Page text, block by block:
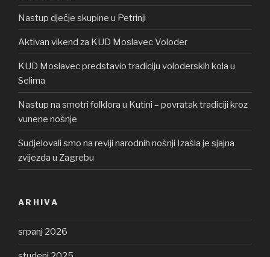
Nastup dječje skupine u Petrinji
Aktivan vikend za KUD Moslavec Voloder
KUD Moslavec predstavio tradiciju voloderskih kola u
Selima
Nastup na smotri folklora u Kutini – povratak tradiciji kroz
vunene nošnje
Sudjelovali smo na reviji narodnih nošnji Izašla je sjajna
zvijezda u Zagrebu
ARHIVA
srpanj 2026